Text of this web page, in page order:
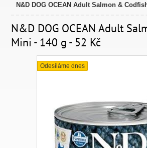
N&D DOG OCEAN Adult Salmon &
N&D DOG OCEAN Adult
Mini - 140 g - 52 Kč
Odesíláme dnes